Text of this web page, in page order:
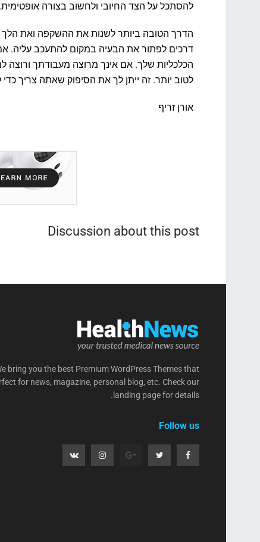
להסתכל על הצד החיובי ולחשוב בצורה
הדרך הטובה ביותר לשנות את ההשקפה ואת
דרכים לפתור את הבעיה במקום להתעכב עליה.
הכלכליות שלך. אם אינך מרוצה מעבודתך
לטוב יותר. זה ייתן לך את הסיפוק שאתה צריך
אורן זריף
Discussion about this post
bring you the best Premium WordPress Themes that
for news, magazine, personal blog, etc. Check our
landing page for details.
Follow us